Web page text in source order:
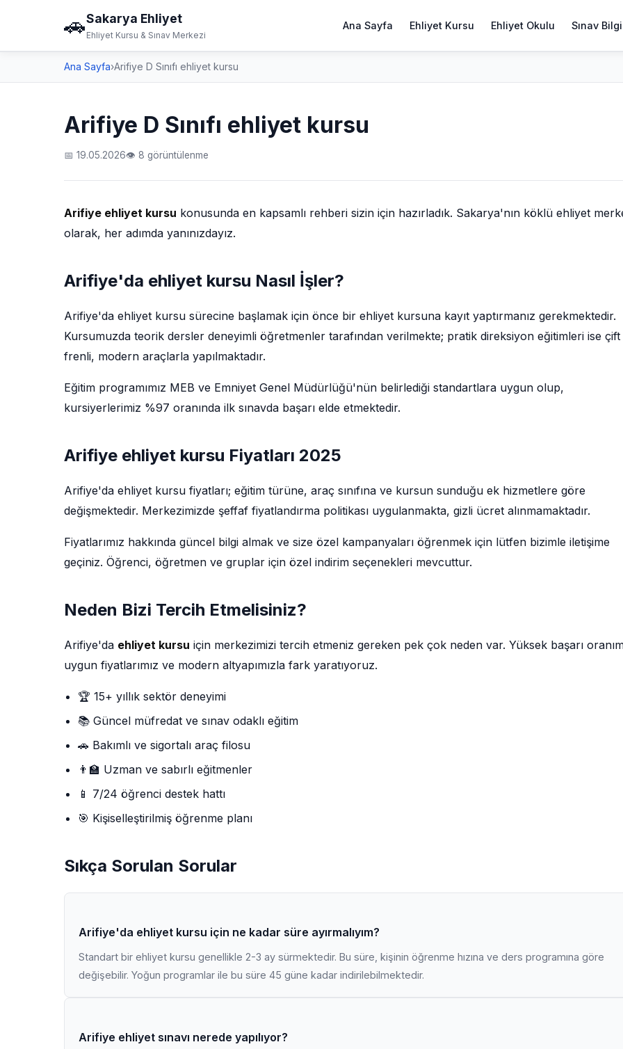
🚗Sakarya Ehliyet
Ehliyet Kursu & Sınav Merkezi
Ana Sayfa Ehliyet Kursu Ehliyet Okulu Sınav
Ana Sayfa›Arifiye D Sınıfı ehliyet kursu
Arifiye D Sınıfı ehliyet kursu
📅 19.05.2026👁 8 görüntülenme
Arifiye ehliyet kursu konusunda en kapsamlı rehberi sizin için hazırladık. Sakarya'nın köklü ehliyet
olarak, her adımda yanınızdayız.
Arifiye'da ehliyet kursu Nasıl İşler?
Arifiye'da ehliyet kursu sürecine başlamak için önce bir ehliyet kursuna kayıt yaptırmanız gerekmektedir.
Kursumuzda teorik dersler deneyimli öğretmenler tarafından verilmekte; pratik direksiyon eğitimleri ise çift
frenli, modern araçlarla yapılmaktadır.
Eğitim programımız MEB ve Emniyet Genel Müdürlüğü'nün belirlediği standartlara uygun olup,
kursiyerlerimiz %97 oranında ilk sınavda başarı elde etmektedir.
Arifiye ehliyet kursu Fiyatları 2025
Arifiye'da ehliyet kursu fiyatları; eğitim türüne, araç sınıfına ve kursun sunduğu ek hizmetlere göre
değişmektedir. Merkezimizde şeffaf fiyatlandırma politikası uygulanmakta, gizli ücret alınmamaktadır.
Fiyatlarımız hakkında güncel bilgi almak ve size özel kampanyaları öğrenmek için lütfen bizimle iletişime
geçiniz. Öğrenci, öğretmen ve gruplar için özel indirim seçenekleri mevcuttur.
Neden Bizi Tercih Etmelisiniz?
Arifiye'da ehliyet kursu için merkezimizi tercih etmeniz gereken pek çok neden var. Yüksek başarı
uygun fiyatlarımız ve modern altyapımızla fark yaratıyoruz.
🏆 15+ yıllık sektör deneyimi
📚 Güncel müfredat ve sınav odaklı eğitim
🚗 Bakımlı ve sigortalı araç filosu
👨‍🏫 Uzman ve sabırlı eğitmenler
📱 7/24 öğrenci destek hattı
🎯 Kişiselleştirilmiş öğrenme planı
Sıkça Sorulan Sorular
Arifiye'da ehliyet kursu için ne kadar süre ayırmalıyım?
Standart bir ehliyet kursu genellikle 2-3 ay sürmektedir. Bu süre, kişinin öğrenme hızına ve ders programına göre
değişebilir. Yoğun programlar ile bu süre 45 güne kadar indirilebilmektedir.
Arifiye ehliyet sınavı nerede yapılıyor?